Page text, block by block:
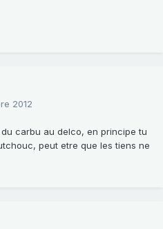
2012
carbu au delco, en principe tu
peut etre que les tiens ne